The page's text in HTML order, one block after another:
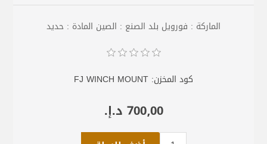
الماركة : فورويل بلد الصنع : الصين المادة : حديد
كود المخزن: FJ WINCH MOUNT
700٫00 د.إ.‏